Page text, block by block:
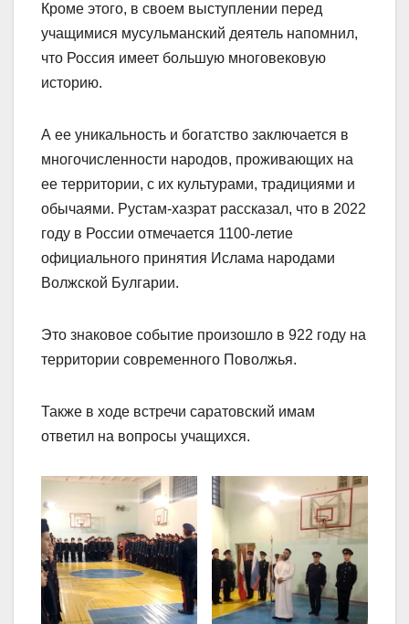
Кроме этого, в своем выступлении перед
учащимися мусульманский деятель напомнил,
что Россия имеет большую многовековую
историю.
А ее уникальность и богатство заключается в
многочисленности народов, проживающих на
ее территории, с их культурами, традициями и
обычаями. Рустам-хазрат рассказал, что в 2022
году в России отмечается 1100-летие
официального принятия Ислама народами
Волжской Булгарии.
Это знаковое событие произошло в 922 году на
территории современного Поволжья.
Также в ходе встречи саратовский имам
ответил на вопросы учащихся.